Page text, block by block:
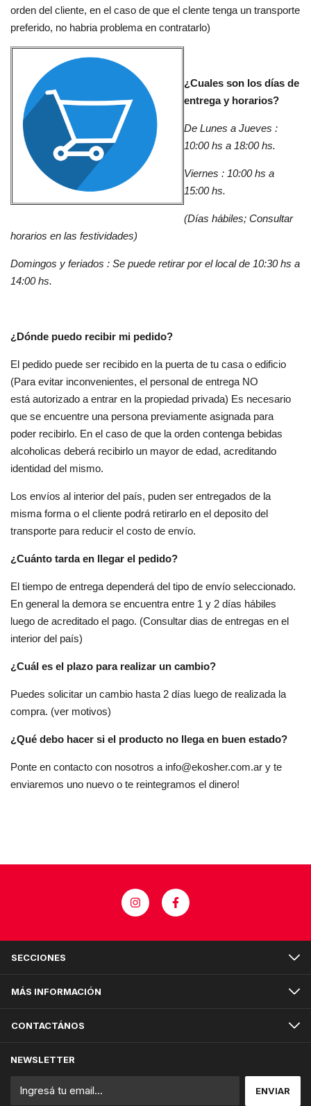
orden del cliente, en el caso de que el clente tenga un transporte
preferido, no habria problema en contratarlo)
¿Cuales son los días de
entrega y horarios?
De Lunes a Jueves :
10:00 hs a 18:00 hs.
Viernes : 10:00 hs a
15:00 hs.
(Días hábiles; Consultar
horarios en las festividades)
Domingos y feriados : Se puede retirar por el local de 10:30 hs a
14:00 hs.
¿Dónde puedo recibir mi pedido?
El pedido puede ser recibido en la puerta de tu casa o edificio
(Para evitar inconvenientes, el personal de entrega NO
está autorizado a entrar en la propiedad privada) Es necesario
que se encuentre una persona previamente asignada para
poder recibirlo. En el caso de que la orden contenga bebidas
alcoholicas deberá recibirlo un mayor de edad, acreditando
identidad del mismo.
Los envíos al interior del país, puden ser entregados de la
misma forma o el cliente podrá retirarlo en el deposito del
transporte para reducir el costo de envío.
¿Cuánto tarda en llegar el pedido?
El tiempo de entrega dependerá del tipo de envío seleccionado.
En general la demora se encuentra entre 1 y 2 días hábiles
luego de acreditado el pago. (Consultar dias de entregas en el
interior del país)
¿Cuál es el plazo para realizar un cambio?
Puedes solicitar un cambio hasta 2 días luego de realizada la
compra. (ver motivos)
¿Qué debo hacer si el producto no llega en buen estado?
Ponte en contacto con nosotros a info@ekosher.com.ar y te
enviaremos uno nuevo o te reintegramos el dinero!
SECCIONES
MÁS INFORMACIÓN
CONTACTÁNOS
NEWSLETTER